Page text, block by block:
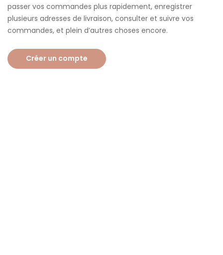
passer vos commandes plus rapidement, enregistrer
plusieurs adresses de livraison, consulter et suivre vos
commandes, et plein d’autres choses encore.
Créer un compte